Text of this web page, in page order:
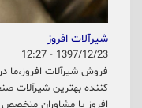
شیرآلات افروز
1397/12/23 - 12:27
فروش شیرآلات
کننده بهترین شیرآلات